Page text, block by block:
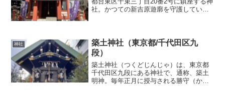
社。かつての新吉原遊廓を守護していた
りしている。（必ず...
神社
築土神社（東京都/千代田区九
段）
築土神社（つくどじんじゃ）は、東京都
千代田区九段にある神社で、通称、築土
明神。毎年正月に授与される勝守（かち